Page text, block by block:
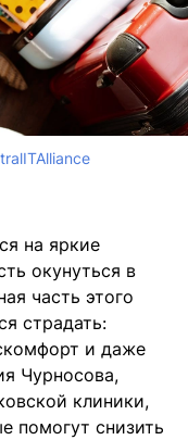
на яркие
окунуться в
часть этого
страдать:
и даже
Чурносова,
клиники,
помогут снизить